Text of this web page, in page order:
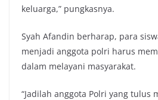
keluarga,” pungkasnya.
Syah Afandin berharap, para
menjadi anggota polri harus
dalam melayani masyarakat.
“Jadilah anggota Polri yang tulus